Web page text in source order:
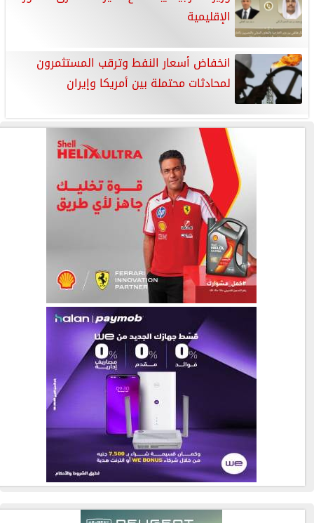
الإقليمية
انخفاض أسعار النفط وترقب المستثمرون
لمحادثات ​محتملة بين أمريكا وإيران